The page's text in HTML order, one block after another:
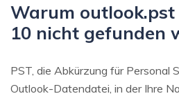
Warum
10 nicht gefunden
PST, die Abkürzung für Personal
Outlook-Datendatei, in der Ihre